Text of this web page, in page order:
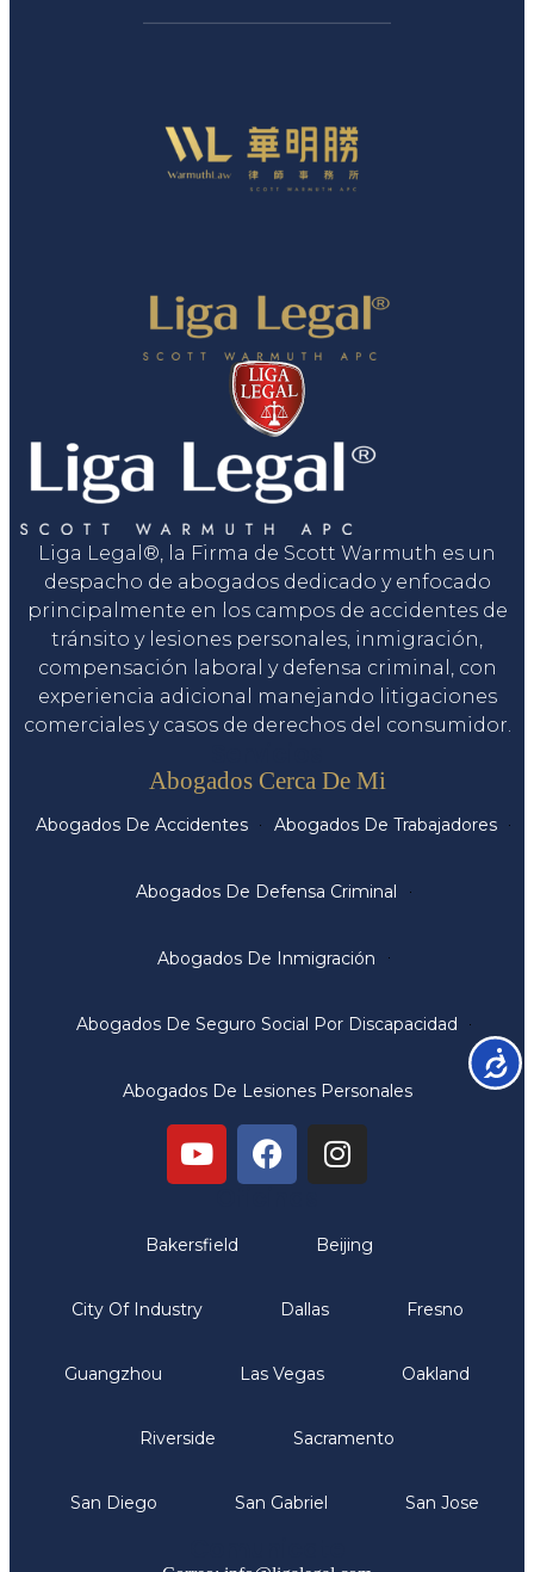
Liga Legal®, la Firma de Scott Warmuth es un
despacho de abogados dedicado y enfocado
principalmente en los campos de accidentes de
tránsito y lesiones personales, inmigración,
compensación laboral y defensa criminal, con
experiencia adicional manejando litigaciones
comerciales y casos de derechos del consumidor.
Abogados Cerca De Mi
Abogados De Accidentes Abogados De Trabajadores
Abogados De Defensa Criminal
Abogados De Inmigración
Abogados De Seguro Social Por Discapacidad
Abogados De Lesiones Personales
Bakersfield Beijing
City Of Industry Dallas Fresno
Guangzhou Las Vegas Oakland
Riverside Sacramento
San Diego San Gabriel San Jose